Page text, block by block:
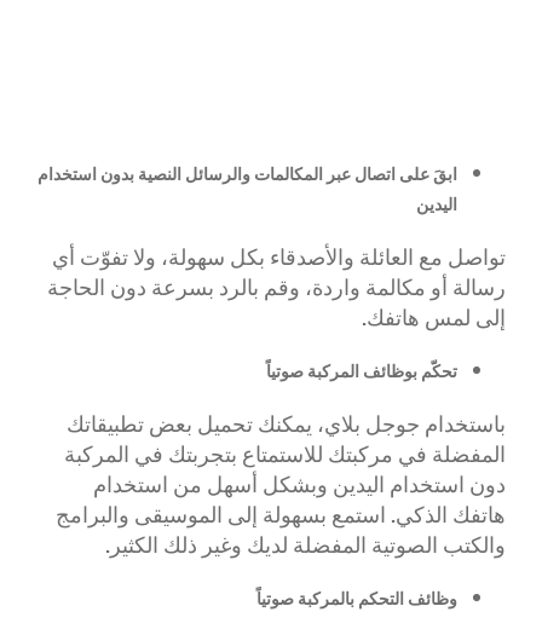
ابقَ على اتصال عبر المكالمات والرسائل النصية بدون استخدام
اليدين
تواصل مع العائلة والأصدقاء بكل سهولة، ولا تفوّت أي
رسالة أو مكالمة واردة، وقم بالرد بسرعة دون الحاجة
إلى لمس هاتفك.
تحكّم بوظائف المركبة صوتياً
باستخدام جوجل بلاي، يمكنك تحميل بعض تطبيقاتك
المفضلة في مركبتك للاستمتاع بتجربتك في المركبة
دون استخدام اليدين وبشكل أسهل من استخدام
هاتفك الذكي. استمع بسهولة إلى الموسيقى والبرامج
والكتب الصوتية المفضلة لديك وغير ذلك الكثير.
وظائف التحكم بالمركبة صوتياً